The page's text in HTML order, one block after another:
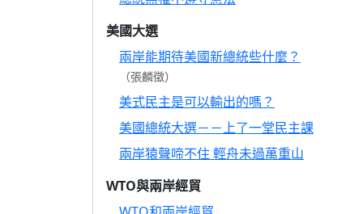
美國大選
兩岸能期待美國新總統些什麼？
（張麟徵）
美式民主是可以輸出的嗎？
美國總統大選－－上了一堂民主課
兩岸猿聲啼不住 輕舟未過萬重山
WTO與兩岸經貿